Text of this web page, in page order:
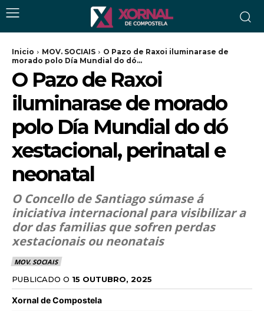
Inicio MOV. SOCIAIS
O Pazo de Raxoi iluminarase de
morado polo Día Mundial do dó...
O Pazo de Raxoi
iluminarase de morado
polo Día Mundial do dó
xestacional, perinatal e
neonatal
O Concello de Santiago súmase á
iniciativa internacional para visibilizar a
dor das familias que sofren perdas
xestacionais ou neonatais
MOV. SOCIAIS
PUBLICADO O 15 OUTUBRO, 2025
Xornal de Compostela